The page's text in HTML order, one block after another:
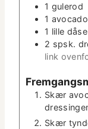
1 gulerod
1 avo­ca­do
1 lille
2 spsk.
link
Skær
Skær